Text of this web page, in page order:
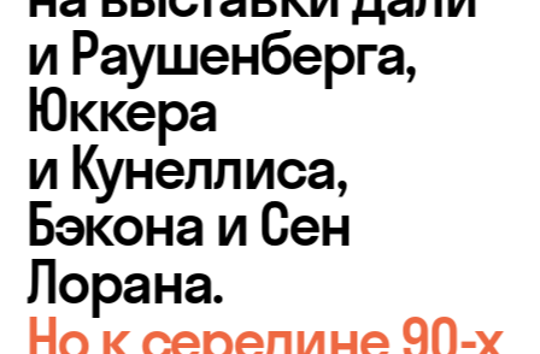
и Раушенберга,
Юккера
и Кунеллиса,
Бэкона и Сен
Лорана.